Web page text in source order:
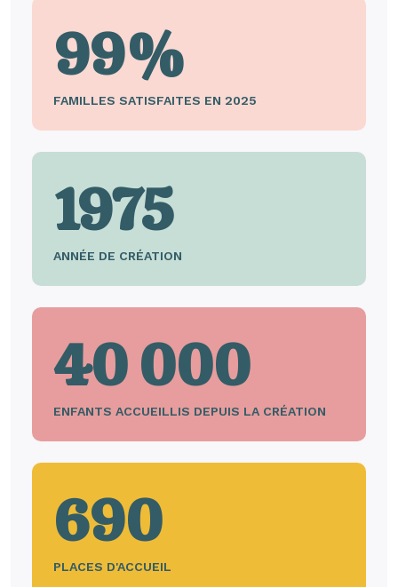
99%
FAMILLES SATISFAITES EN 2025
1975
ANNÉE DE CRÉATION
40 000
ENFANTS ACCUEILLIS DEPUIS LA CRÉATION
690
PLACES D'ACCUEIL